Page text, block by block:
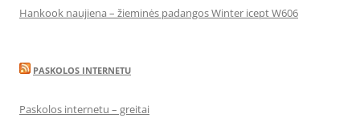
Hankook naujiena – žieminės padangos Winter icept W606
PASKOLOS INTERNETU
Paskolos internetu – greitai